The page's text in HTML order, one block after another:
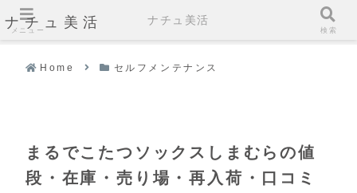
ナチュ美活
Home セルフメンテナンス
まるでこたつソックスしまむらの値
段・在庫・売り場・再入荷・口コミ
メニュー
ナチュ美活
検索